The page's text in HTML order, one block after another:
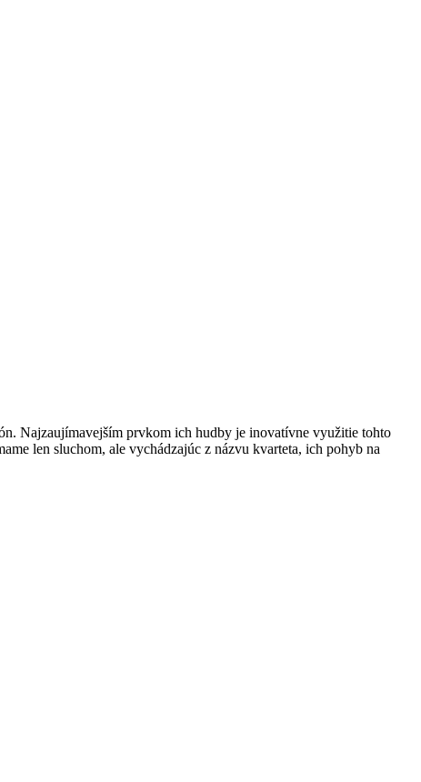
Najzaujímavejším prvkom ich hudby je inovatívne využitie tohto
len sluchom, ale vychádzajúc z názvu kvarteta, ich pohyb na